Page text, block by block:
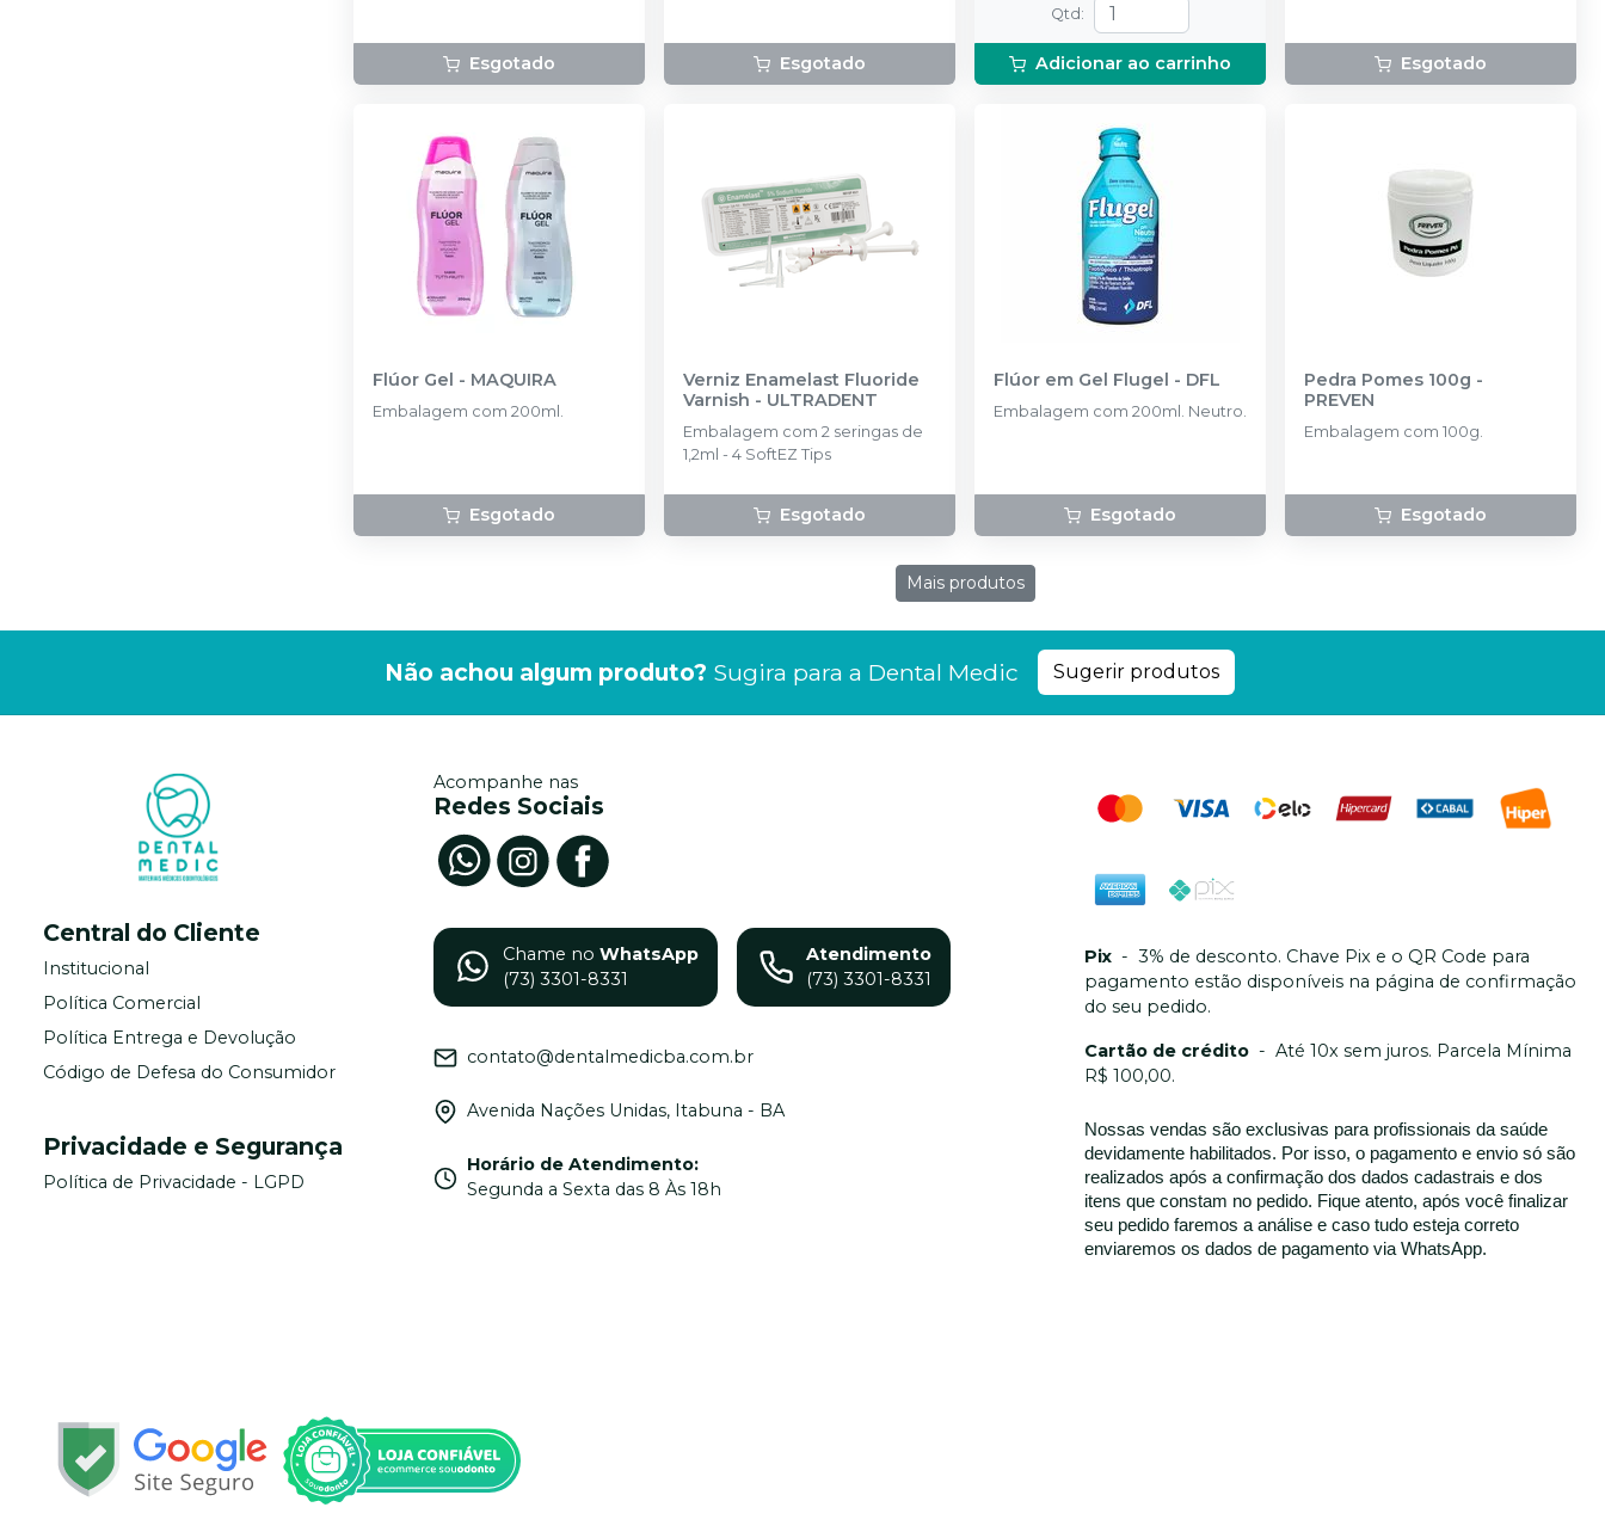
Esgotado Esgotado
Qtd :
Adicionar ao carrinho Esgotado
Flúor Gel - MAQUIRA
Embalagem com 200ml.
Esgotado
Verniz Enamelast Fluoride
Varnish - ULTRADENT
Embalagem com 2 seringas de
1,2ml - 4 SoftEZ Tips
Esgotado
Flúor em Gel Flugel - DFL
Embalagem com 200ml. Neutro.
Esgotado
Pedra Pomes 100g -
PREVEN
Embalagem com 100g.
Esgotado
Mais produtos
Não achou algum produto? Sugira para a Dental Medic Sugerir produtos
Central do Cliente
Institucional
Política Comercial
Política Entrega e Devolução
Código de Defesa do Consumidor
Privacidade e Segurança
Política de Privacidade - LGPD
Acompanhe nas
Redes Sociais
Chame no WhatsApp
(73) 3301-8331
Atendimento
(73) 3301-8331
contato@dentalmedicba.com.br
Avenida Nações Unidas, Itabuna - BA
Horário de Atendimento:
Segunda a Sexta das 8 Às 18h
Pix - 3% de desconto. Chave Pix e o QR Code para
pagamento estão disponíveis na página de confirmação
do seu pedido.
Cartão de crédito - Até 10x sem juros. Parcela Mínima
R$ 100,00.
Nossas vendas são exclusivas para profissionais da saúde
devidamente habilitados. Por isso, o pagamento e envio só são
realizados após a confirmação dos dados cadastrais e dos
itens que constam no pedido. Fique atento, após você finalizar
seu pedido faremos a análise e caso tudo esteja correto
enviaremos os dados de pagamento via WhatsApp.